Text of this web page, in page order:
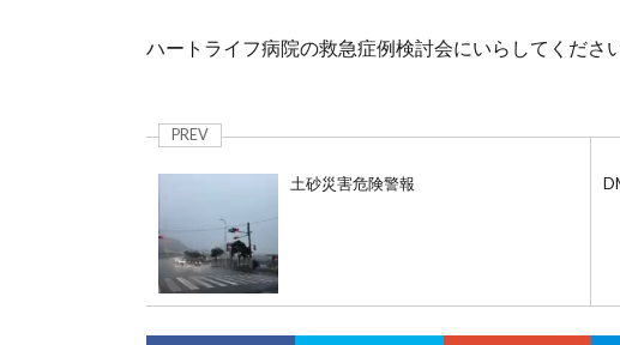
ハートライフ病院の救急症例検討会にいらしてくださ
PREV
土砂災害危険警報